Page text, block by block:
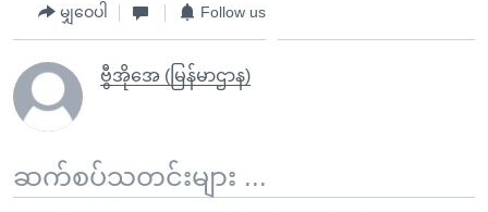
မျှဝေပါ Follow us
ဗွီအိုအေ (မြန်မာဌာန)
ဆက်စပ်သတင်းများ ...